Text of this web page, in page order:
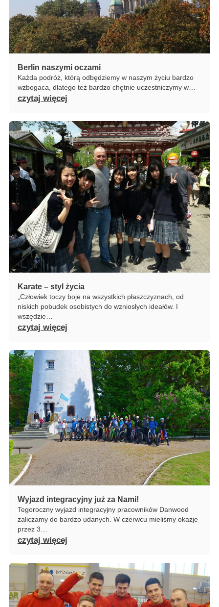
Berlin naszymi oczami
Każda podróż, którą odbędziemy w naszym życiu bardzo
wzbogaca, dlatego też bardzo chętnie uczestniczymy w…
czytaj więcej
Karate – styl życia
„Człowiek toczy boje na wszystkich płaszczyznach, od
niskich pobudek osobistych do wzniosłych ideałów. I
wszędzie…
czytaj więcej
Wyjazd integracyjny już za Nami!
Tegoroczny wyjazd integracyjny pracowników Danwood
zaliczamy do bardzo udanych. W czerwcu mieliśmy okazje
przez 3…
czytaj więcej